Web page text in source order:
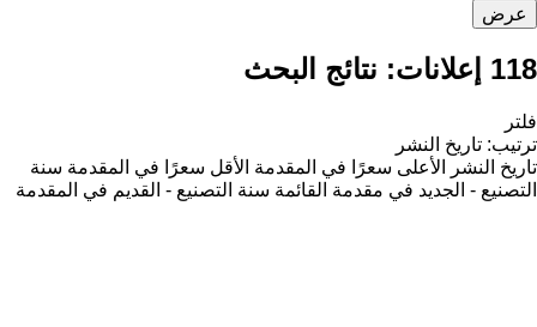
عرض
118 إعلانات: نتائج البحث
فلتر
ترتيب: تاريخ النشر
تاريخ النشر
الأعلى سعرًا في المقدمة الأقل سعرًا في المقدمة سنة
التصنيع - الجديد في مقدمة القائمة سنة التصنيع - القديم في المقدمة